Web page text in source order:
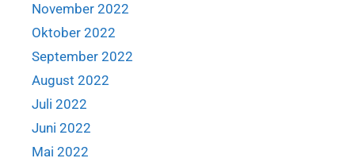
November 2022
Oktober 2022
September 2022
August 2022
Juli 2022
Juni 2022
Mai 2022